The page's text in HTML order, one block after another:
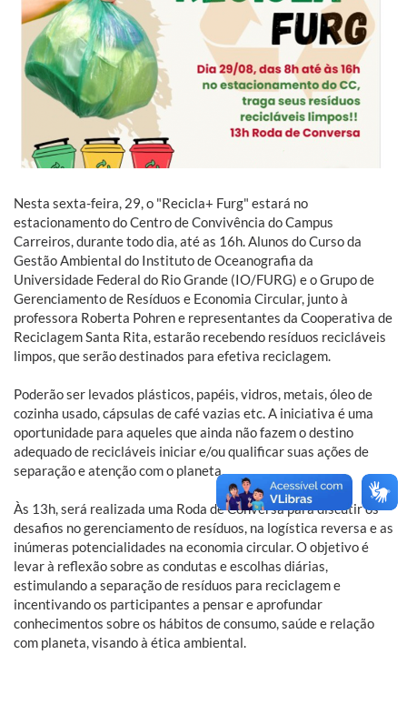
Nesta sexta-feira, 29, o "Recicla+ Furg" estará no
estacionamento do Centro de Convivência do Campus
Carreiros, durante todo dia, até as 16h. Alunos do Curso da
Gestão Ambiental do Instituto de Oceanografia da
Universidade Federal do Rio Grande (IO/FURG) e o Grupo de
Gerenciamento de Resíduos e Economia Circular, junto à
professora Roberta Pohren e representantes da Cooperativa de
Reciclagem Santa Rita, estarão recebendo resíduos recicláveis
limpos, que serão destinados para efetiva reciclagem.
Poderão ser levados plásticos, papéis, vidros, metais, óleo de
cozinha usado, cápsulas de café vazias etc. A iniciativa é uma
oportunidade para aqueles que ainda não fazem o destino
adequado de recicláveis iniciar e/ou qualificar suas ações de
separação e atenção com o planeta.
Às 13h, será realizada uma Roda de Conversa para discutir os
desafios no gerenciamento de resíduos, na logística reversa e as
inúmeras potencialidades na economia circular. O objetivo é
levar à reflexão sobre as condutas e escolhas diárias,
estimulando a separação de resíduos para reciclagem e
incentivando os participantes a pensar e aprofundar
conhecimentos sobre os hábitos de consumo, saúde e relação
com planeta, visando à ética ambiental.